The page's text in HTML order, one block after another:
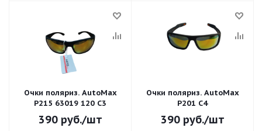
Очки поляриз. AutoMax
P215 63019 120 C3
390руб./шт
Очки поляриз. AutoMax
P201 C4
390руб./шт